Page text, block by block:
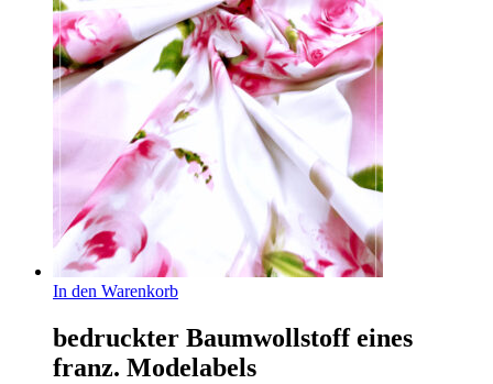
In den Warenkorb
bedruckter Baumwollstoff eines
franz. Modelabels